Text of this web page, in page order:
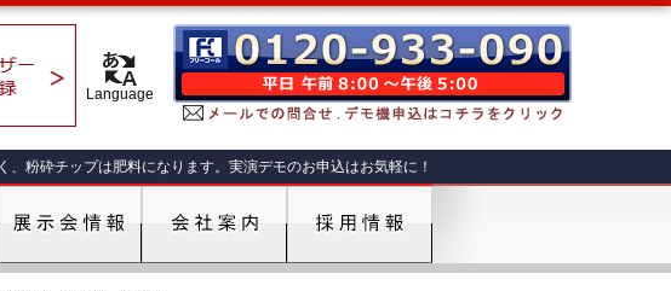
粉砕チップは肥料になります。実演デモのお申込はお気軽に！